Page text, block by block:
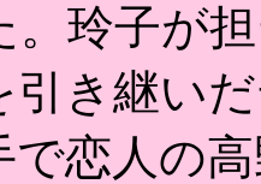
。玲子が
引き継い
で恋人の